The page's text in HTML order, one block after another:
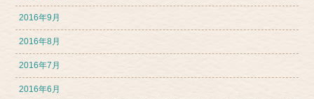
2016年9月
2016年8月
2016年7月
2016年6月